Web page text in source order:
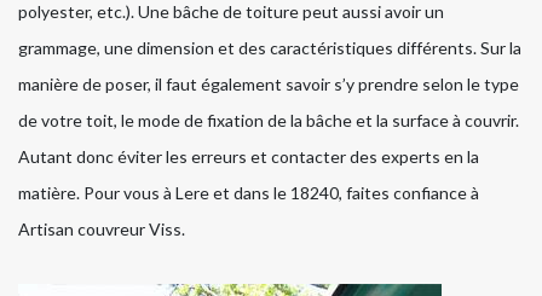
polyester, etc.). Une bâche de toiture peut aussi avoir un
grammage, une dimension et des caractéristiques différents. Sur la
manière de poser, il faut également savoir s’y prendre selon le type
de votre toit, le mode de fixation de la bâche et la surface à couvrir.
Autant donc éviter les erreurs et contacter des experts en la
matière. Pour vous à Lere et dans le 18240, faites confiance à
Artisan couvreur Viss.